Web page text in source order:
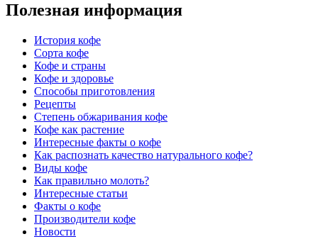
Полезная информация
История кофе
Сорта кофе
Кофе и страны
Кофе и здоровье
Способы приготовления
Рецепты
Степень обжаривания кофе
Кофе как растение
Интересные факты о кофе
Как распознать качество натурального кофе?
Виды кофе
Как правильно молоть?
Интересные статьи
Факты о кофе
Производители кофе
Новости